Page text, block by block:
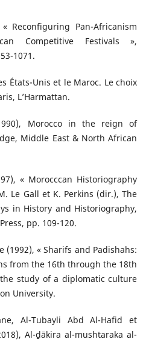
Reconfiguring Pan-Africanism
Competitive Festivals »,
1071.
États-Unis et le Maroc. Le choix
L’Harmattan.
Morocco in the reign of
Middle East & North African
« Morocccan Historiography
Le Gall et K. Perkins (dir.), The
in History and Historiography,
pp. 109-120.
(1992), « Sharifs and Padishahs:
from the 16th through the 18th
study of a diplomatic culture
University.
Al-Tubayli Abd Al-Hafid et
Al-ḏākira al-mushtaraka al-